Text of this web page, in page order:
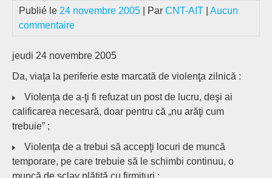
Publié le 24 novembre 2005 | Par CNT-AIT
Aucun
commentaire
jeudi 24 novembre 2005
Da, viaţa la periferie este marcată de violenţa zilnică :
Violenţa de a-ţi fi refuzat un post de lucru, deşi ai
calificarea necesară, doar pentru că „nu arăţi cum
trebuie” ;
Violenţa de a trebui să accepţi locuri de muncă
temporare, pe care trebuie să le schimbi continuu, o
muncă de sclav plătită cu firmituri ;